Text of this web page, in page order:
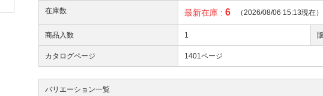
在庫数 最新在庫 :6 （2026/08/06 15:13現在）
商品入数 1
カタログページ 1401ページ
バリエーション一覧